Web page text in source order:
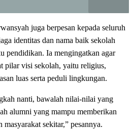
juga berpesan kepada seluruh
identitas dan nama baik sekolah
pendidikan. Ia mengingatkan agar
pilar visi sekolah, yaitu religius,
luas serta peduli lingkungan.
nanti, bawalah nilai-nilai yang
alumni yang mampu memberikan
sekitar,” pesannya.